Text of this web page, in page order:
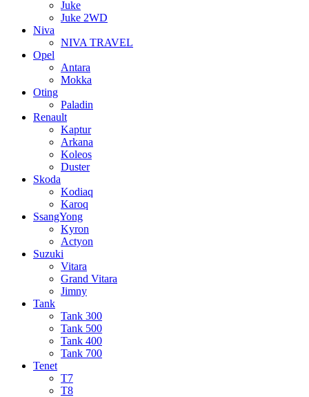
Juke
Juke 2WD
Niva
NIVA TRAVEL
Opel
Antara
Mokka
Oting
Paladin
Renault
Kaptur
Arkana
Koleos
Duster
Skoda
Kodiaq
Karoq
SsangYong
Kyron
Actyon
Suzuki
Vitara
Grand Vitara
Jimny
Tank
Tank 300
Tank 500
Tank 400
Tank 700
Tenet
T7
T8